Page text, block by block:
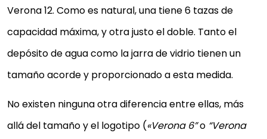
Verona 12. Como es natural, una tiene 6 tazas de
capacidad máxima, y otra justo el doble. Tanto el
depósito de agua como la jarra de vidrio tienen un
tamaño acorde y proporcionado a esta medida.
No existen ninguna otra diferencia entre ellas, más
allá del tamaño y el logotipo («Verona 6”o “Verona